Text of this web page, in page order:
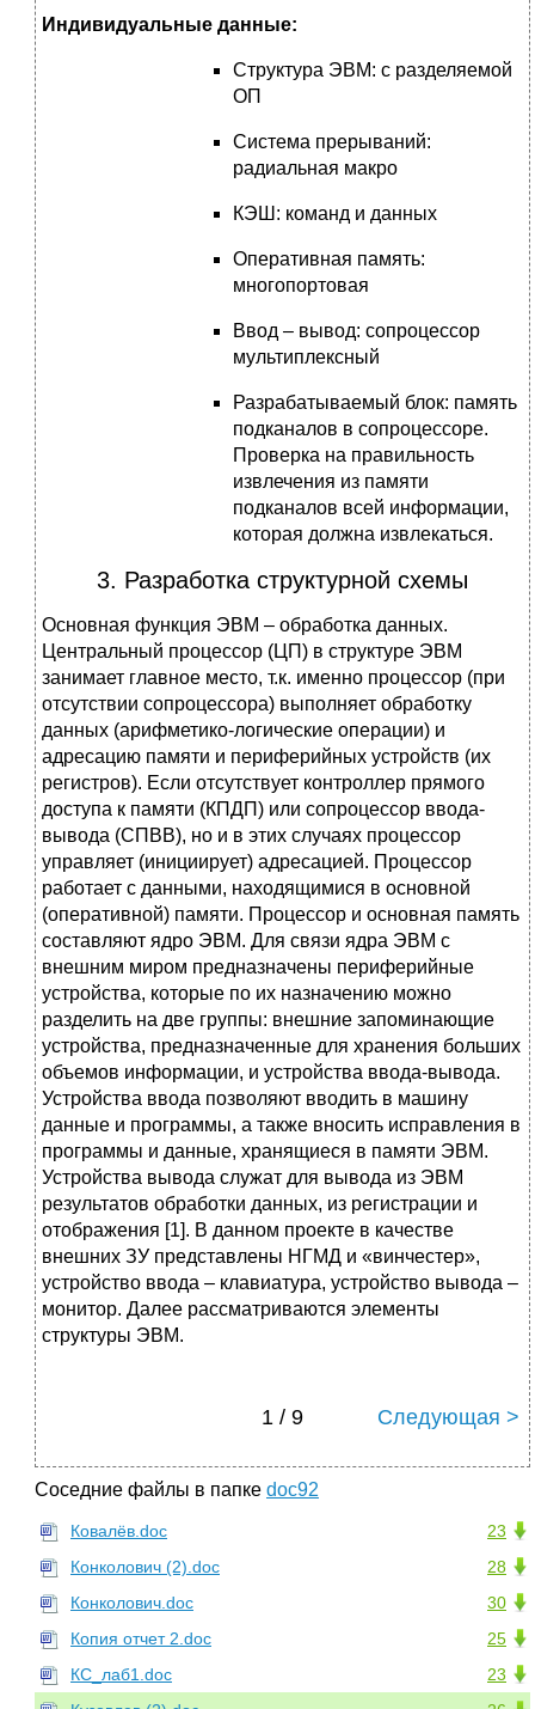
Индивидуальные данные:
Структура ЭВМ: с разделяемой
ОП
Система прерываний:
радиальная макро
КЭШ: команд и данных
Оперативная память:
многопортовая
Ввод – вывод: сопроцессор
мультиплексный
Разрабатываемый блок: память
подканалов в сопроцессоре.
Проверка на правильность
извлечения из памяти
подканалов всей информации,
которая должна извлекаться.
3. Разработка структурной схемы
Основная функция ЭВМ – обработка данных.
Центральный процессор (ЦП) в структуре ЭВМ
занимает главное место, т.к. именно процессор (при
отсутствии сопроцессора) выполняет обработку
данных (арифметико-логические операции) и
адресацию памяти и периферийных устройств (их
регистров). Если отсутствует контроллер прямого
доступа к памяти (КПДП) или сопроцессор ввода-
вывода (СПВВ), но и в этих случаях процессор
управляет (инициирует) адресацией. Процессор
работает с данными, находящимися в основной
(оперативной) памяти. Процессор и основная память
составляют ядро ЭВМ. Для связи ядра ЭВМ с
внешним миром предназначены периферийные
устройства, которые по их назначению можно
разделить на две группы: внешние запоминающие
устройства, предназначенные для хранения больших
объемов информации, и устройства ввода-вывода.
Устройства ввода позволяют вводить в машину
данные и программы, а также вносить исправления в
программы и данные, хранящиеся в памяти ЭВМ.
Устройства вывода служат для вывода из ЭВМ
результатов обработки данных, из регистрации и
отображения [1]. В данном проекте в качестве
внешних ЗУ представлены НГМД и «винчестер»,
устройство ввода – клавиатура, устройство вывода –
монитор. Далее рассматриваются элементы
структуры ЭВМ.
1 / 9 Следующая >
Соседние файлы в папке doc92
23
Ковалёв.doc
28
Конколович (2).doc
30
Конколович.doc
25
Копия отчет 2.doc
23
КС_лаб1.doc